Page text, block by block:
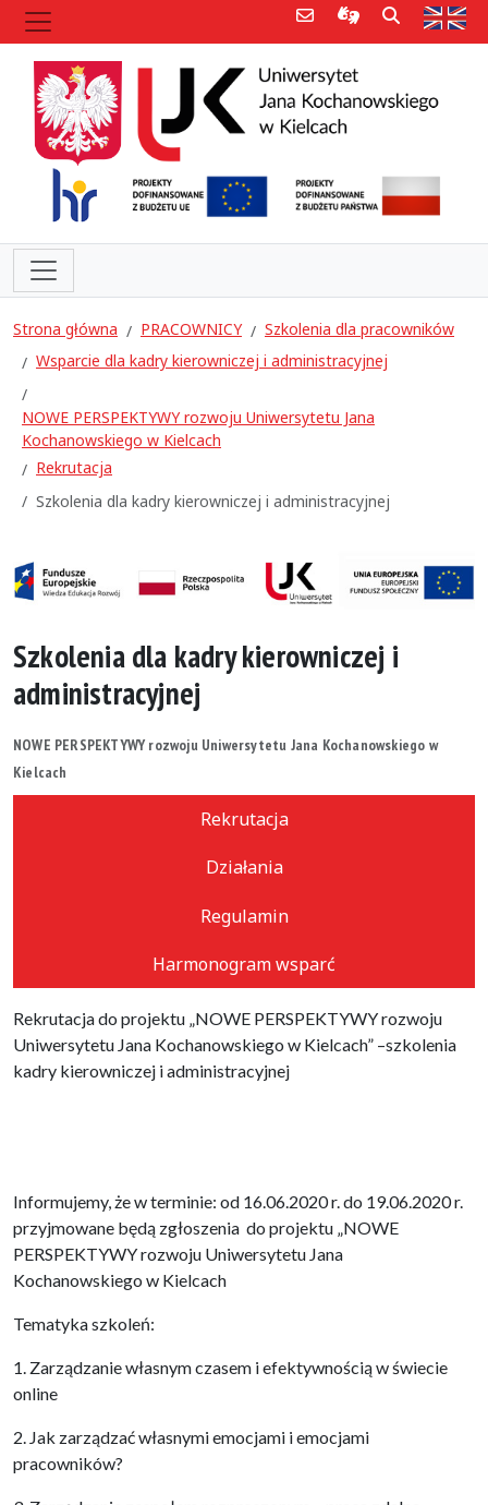
Poczta e-mailInformacje dla
Szukaj
Strona główna PRACOWNICY
Szkolenia dla pracowników
Wsparcie dla kadry kierowniczej i administracyjnej
NOWE PERSPEKTYWY rozwoju Uniwersytetu Jana
Kochanowskiego w Kielcach
Rekrutacja
Szkolenia dla kadry kierowniczej i administracyjnej
Szkolenia dla kadry kierowniczej i
administracyjnej
NOWE PERSPEKTYWY rozwoju Uniwersytetu Jana Kochanowskiego w
Kielcach
Rekrutacja
Działania
Regulamin
Harmonogram wsparć
Rekrutacja do projektu „NOWE PERSPEKTYWY rozwoju
Uniwersytetu Jana Kochanowskiego w Kielcach” –szkolenia
kadry kierowniczej i administracyjnej
Informujemy, że w terminie: od 16.06.2020 r. do 19.06.2020 r.
przyjmowane będą zgłoszenia do projektu „NOWE
PERSPEKTYWY rozwoju Uniwersytetu Jana
Kochanowskiego w Kielcach
Tematyka szkoleń:
1. Zarządzanie własnym czasem i efektywnością w świecie
online
2. Jak zarządzać własnymi emocjami i emocjami
pracowników?